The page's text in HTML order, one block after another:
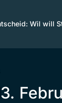
Wil will